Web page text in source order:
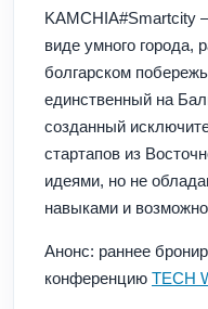
KAMCHIA#Smartcity
виде умного города,
болгарском
единственный на
созданный
стартапов из
идеями, но не
навыками и
Анонс: раннее
конференцию TECH